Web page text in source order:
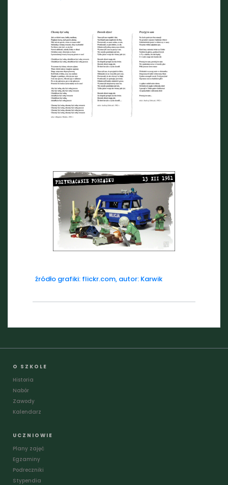
źródło grafiki: flickr.com, autor: Karwik
O SZKOLE
Historia
Nabór
Zawody
Kalendarz
UCZNIOWIE
Plany zajęć
Egzaminy
Podreczniki
Stypendia